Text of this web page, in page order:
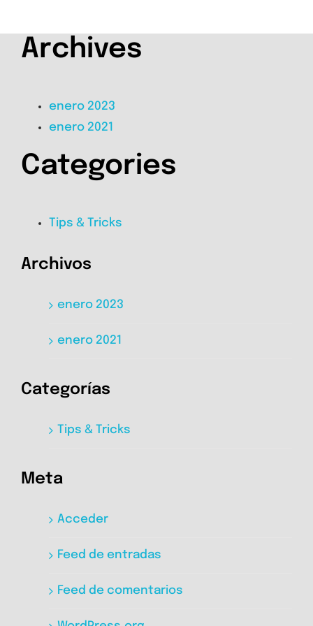
Archives
enero 2023
enero 2021
Categories
Tips & Tricks
Archivos
enero 2023
enero 2021
Categorías
Tips & Tricks
Meta
Acceder
Feed de entradas
Feed de comentarios